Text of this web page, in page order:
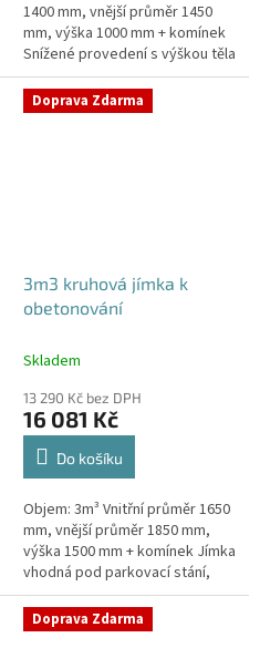
1400 mm, vnější průměr 1450
mm, výška 1000 mm + komínek
Snížené provedení s výškou těla
pouhý 1m! Kvalitní, pevná jímka
bez potřeby obetonování...
Doprava Zdarma
3m3 kruhová jímka k
obetonování
Skladem
13 290 Kč bez DPH
16 081 Kč
Do košíku
Objem: 3m³ Vnitřní průměr 1650
mm, vnější průměr 1850 mm,
výška 1500 mm + komínek Jímka
vhodná pod parkovací stání,
komunikace i terasy Průměr
přítoku specifikujte v...
Doprava Zdarma